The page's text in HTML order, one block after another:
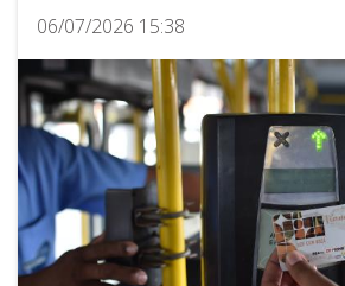
06/07/2026 15:38